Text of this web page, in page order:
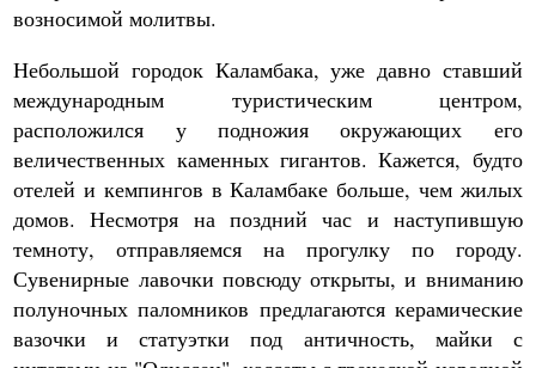
возносимой молитвы.
Небольшой городок Каламбака, уже давно ставший
международным туристическим центром,
расположился у подножия окружающих его
величественных каменных гигантов. Кажется, будто
отелей и кемпингов в Каламбаке больше, чем жилых
домов. Несмотря на поздний час и наступившую
темноту, отправляемся на прогулку по городу.
Сувенирные лавочки повсюду открыты, и вниманию
полуночных паломников предлагаются керамические
вазочки и статуэтки под античность, майки с